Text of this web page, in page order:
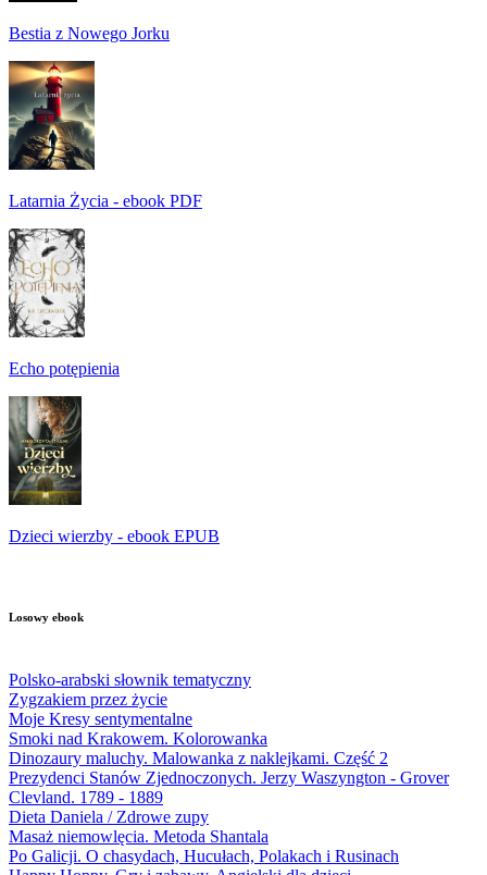
Bestia z Nowego Jorku
Latarnia Życia - ebook PDF
Echo potępienia
Dzieci wierzby - ebook EPUB
Losowy ebook
Polsko-arabski słownik tematyczny
Zygzakiem przez życie
Moje Kresy sentymentalne
Smoki nad Krakowem. Kolorowanka
Dinozaury maluchy. Malowanka z naklejkami. Część 2
Prezydenci Stanów Zjednoczonych. Jerzy Waszyngton - Grover
Clevland. 1789 - 1889
Dieta Daniela / Zdrowe zupy
Masaż niemowlęcia. Metoda Shantala
Po Galicji. O chasydach, Hucułach, Polakach i Rusinach